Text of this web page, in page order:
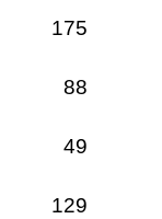
175
88
49
129